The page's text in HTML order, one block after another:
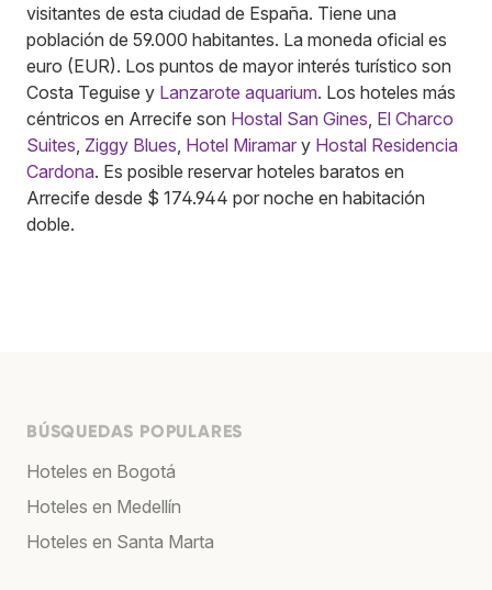
visitantes de esta ciudad de España. Tiene una
población de 59.000 habitantes. La moneda oficial es
euro (EUR). Los puntos de mayor interés turístico son
Costa Teguise y Lanzarote aquarium. Los hoteles más
céntricos en Arrecife son Hostal San Gines El Charco
Suites Ziggy Blues Hotel Miramar y Hostal Residencia
Cardona. Es posible reservar hoteles baratos en
Arrecife desde $ 174.944 por noche en habitación
doble.
BÚSQUEDAS POPULARES
Hoteles en Bogotá
Hoteles en Medellín
Hoteles en Santa Marta